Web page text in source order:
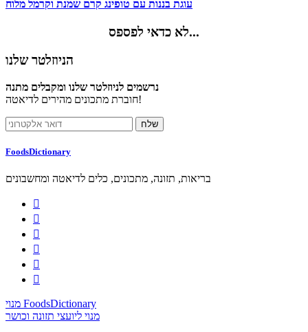
עוגת בננות עם טופינג קרם שמנת וקרמל מלוח
לא כדאי לפספס...
הניוזלטר שלנו
נרשמים לניוזלטר שלנו ומקבלים מתנה
חוברת מתכונים מהירים לדיאטה!
FoodsDictionary
בריאות, תזונה, מתכונים, כלים לדיאטה ומחשבונים






מנוי FoodsDictionary
מנוי ליועצי תזונה וכושר